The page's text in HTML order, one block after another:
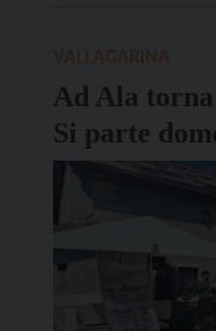
Ad Ala
Si parte